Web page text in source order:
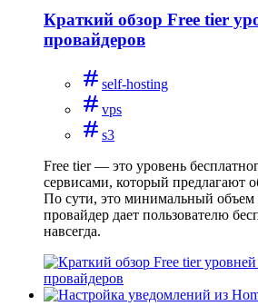
Краткий обзор Free tier
провайдеров
self-hosting
vps
s3
Free tier — это уровень
сервисами, который предлагают
По сути, это минимальный объем
провайдер дает пользователю
навсегда.